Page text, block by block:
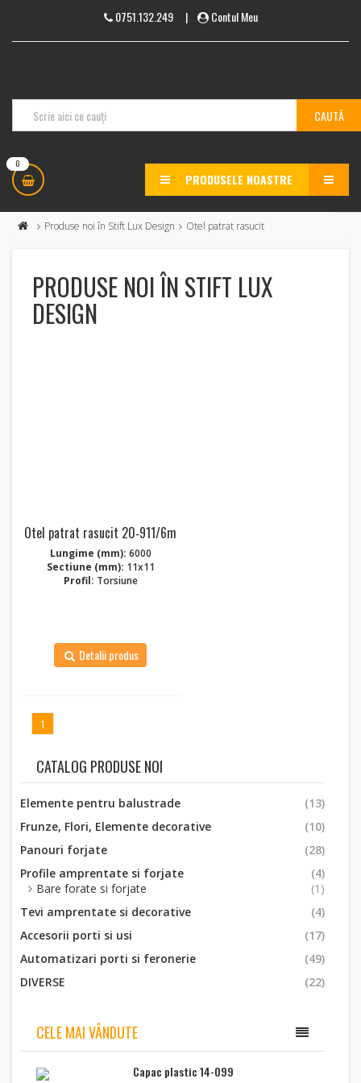
0751.132.249| Contul Meu
0
PRODUSELE NOASTRE MENU
Produse noi în Stift Lux Design Otel patrat rasucit
PRODUSE NOI ÎN STIFT LUX
DESIGN
Otel patrat rasucit 20‑911/6m
Lungime (mm): 6000
Sectiune (mm): 11x11
Profil: Torsiune
Detalii produs
1
CATALOG PRODUSE NOI
Elemente pentru balustrade
(13)
Frunze, Flori, Elemente decorative
(10)
Panouri forjate
(28)
Profile amprentate si forjate
(4)
Bare forate si forjate
(1)
Tevi amprentate si decorative
(4)
Accesorii porti si usi
(17)
Automatizari porti si feronerie
(49)
DIVERSE
(22)
CELE MAI VÂNDUTE
Capac plastic 14-099